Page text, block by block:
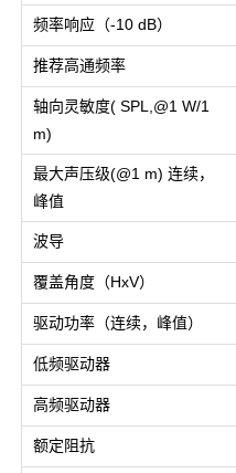
频率响应（-10 dB）
推荐高通频率
轴向灵敏度( SPL,@1 W/1
m)
最大声压级(@1 m) 连续，
峰值
波导
覆盖角度（HxV）
驱动功率（连续，峰值）
低频驱动器
高频驱动器
额定阻抗